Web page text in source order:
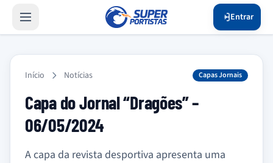
Entrar
Início Notícias Capas Jornais
Capa do Jornal “Dragões” –
06/05/2024
A capa da revista desportiva apresenta uma